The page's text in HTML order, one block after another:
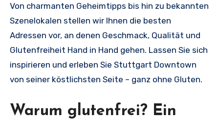
Von charmanten Geheimtipps bis hin zu bekannten
Szenelokalen stellen wir Ihnen die besten
Adressen vor, an denen Geschmack, Qualität und
Glutenfreiheit Hand in Hand gehen. Lassen Sie sich
inspirieren und erleben Sie Stuttgart Downtown
von seiner köstlichsten Seite – ganz ohne Gluten.
Warum glutenfrei? Ein